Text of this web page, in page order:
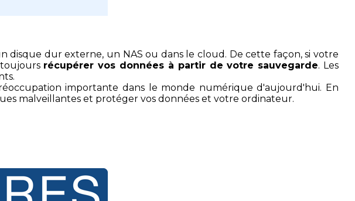
disque dur externe, un NAS ou dans le cloud. De cette façon, si votre
récupérer vos données à partir de votre sauvegarde. Les
importante dans le monde numérique d'aujourd'hui. En
malveillantes et protéger vos données et votre ordinateur.